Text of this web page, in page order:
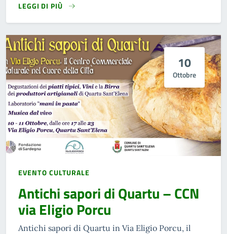
LEGGI DI PIÙ
10
Ottobre
EVENTO CULTURALE
Antichi sapori di Quartu – CCN
via Eligio Porcu
Antichi sapori di Quartu in Via Eligio Porcu, il